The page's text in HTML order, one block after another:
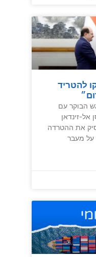
להטריד
הבוקר עם
אל-זינדאן
את ההטרדה
על מעבר